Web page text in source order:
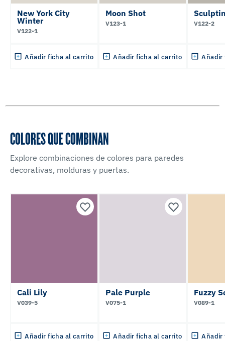
New York City
Winter
V122-1
Añadir ficha al carrito
Moon Shot
V123-1
Añadir ficha al carrito
V122-2
Añadir
COLORES QUE COMBINAN
Explore combinaciones de colores para paredes
decorativas, molduras y puertas.
Cali Lily
V039-5
Añadir ficha al carrito
Pale Purple
V075-1
Añadir ficha al carrito
Fuzzy
V089-1
Añadir